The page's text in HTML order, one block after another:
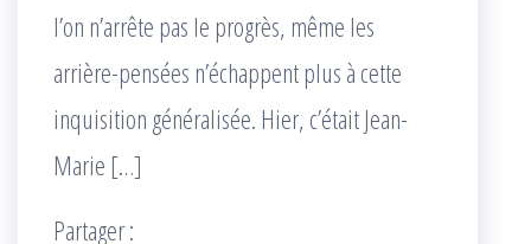
l’on n’arrête pas le progrès, même les
arrière-pensées n’échappent plus à cette
inquisition généralisée. Hier, c’était Jean-
Marie […]
Partager :